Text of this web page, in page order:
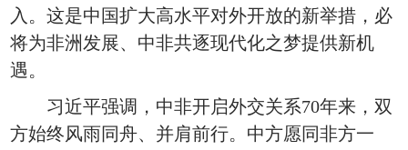
入。这是中国扩大高水平对外开放的新举措，必
将为非洲发展、中非共逐现代化之梦提供新机
遇。
习近平强调，中非开启外交关系70年来，双
方始终风雨同舟、并肩前行。中方愿同非方一